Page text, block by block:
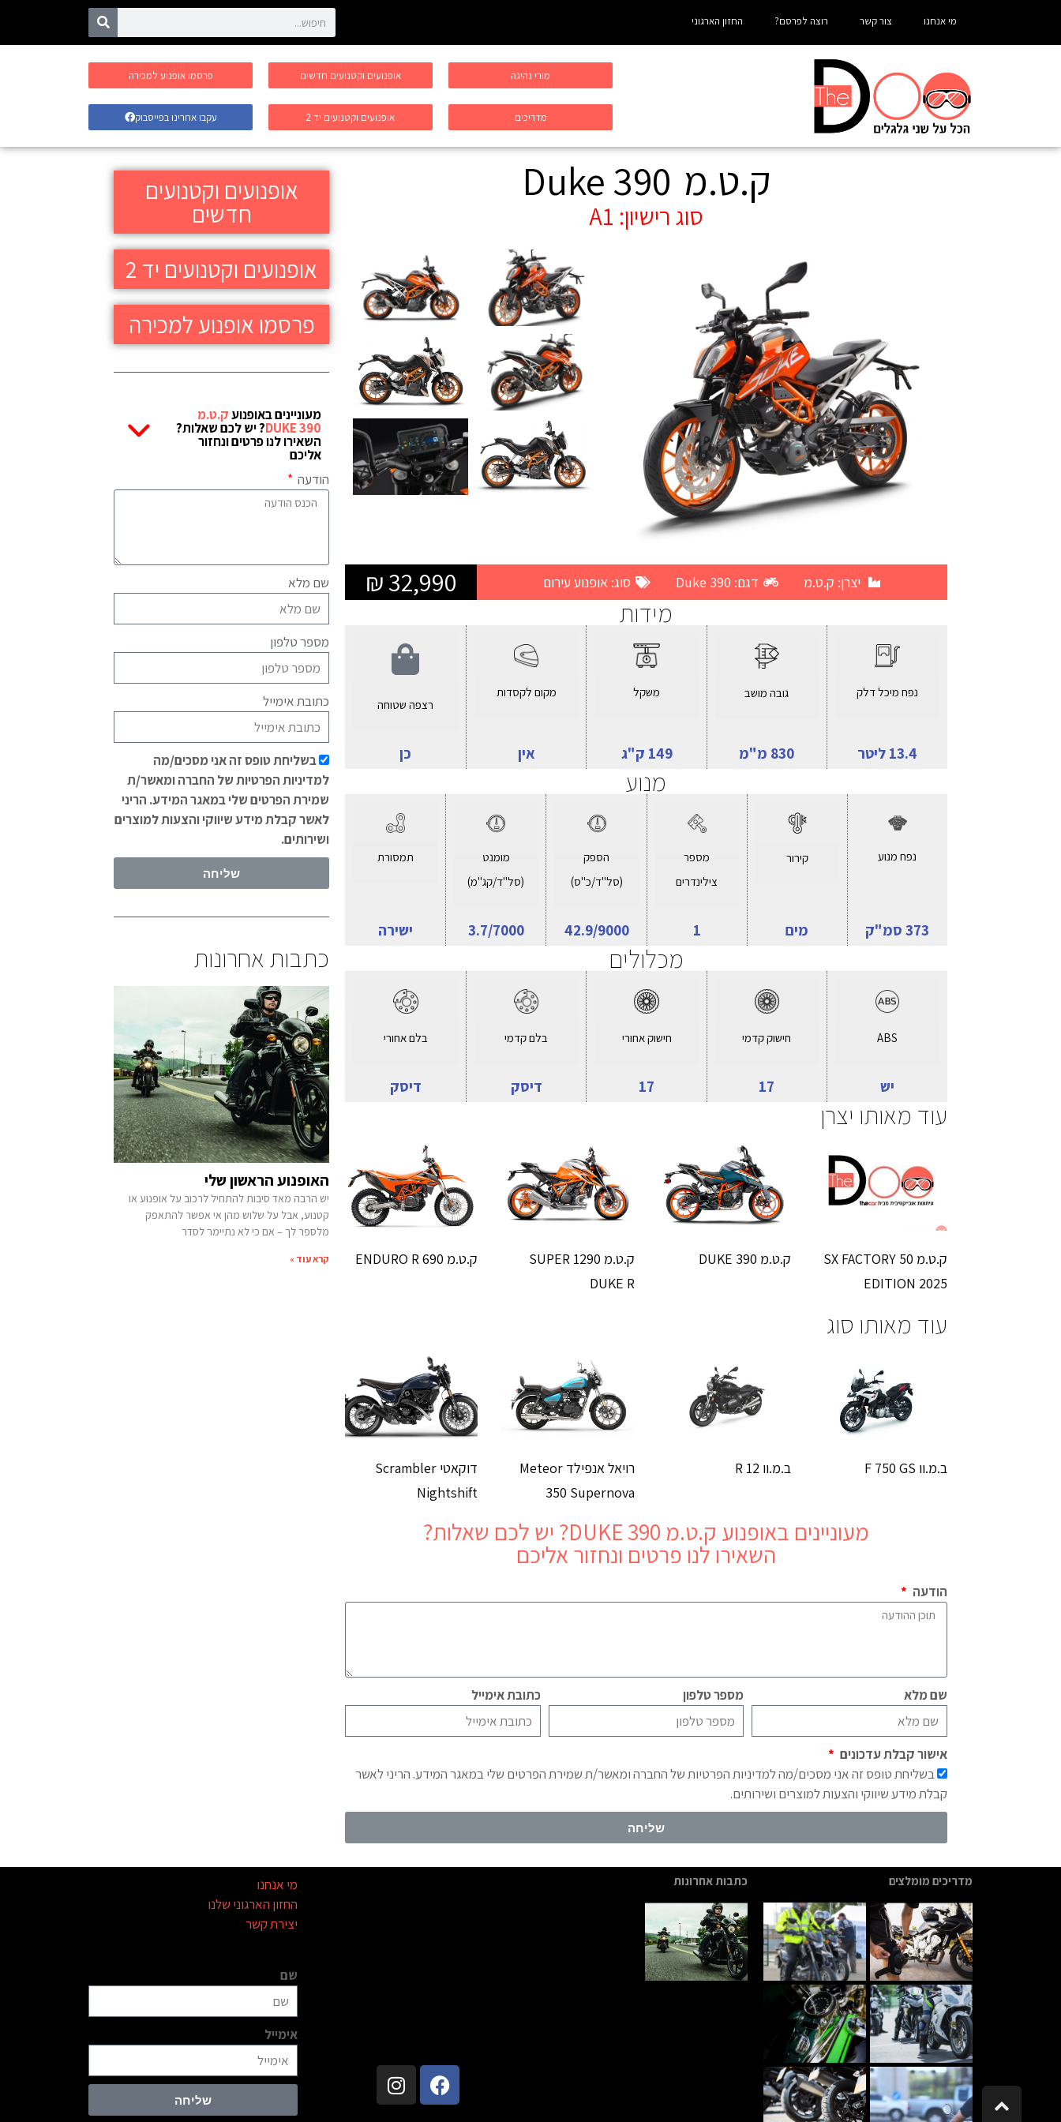
מי אנחנו צור קשר רוצה לפרסם? החזון הארגוני
מורי נהיגה
מדריכים
אופנועים וקטנועים חדשים
אופנועים וקטנועים יד 2
פרסמו אופנוע למכירה
עקבו אחרינו בפייסבוק
ק.ט.מ Duke 390
סוג רישיון: A1
יצרן: ק.ט.מ דגם: Duke 390 סוג: אופנוע עירום
32,990 ₪
מידות
נפח מיכל דלק
13.4 ליטר
גובה מושב
830 מ"מ
משקל
149 ק"ג
מקום לקסדות
אין
רצפה שטוחה
כן
מנוע
נפח מנוע
373 סמ"ק
קירור
מים
מספר
צילינדרים
1
הספק
(סל"ד/כ"ס)
42.9/9000
מומנט
(סל"ד/קג"מ)
3.7/7000
תמסורת
ישירה
מכלולים
ABS
יש
חישוק קדמי
17
חישוק אחורי
17
בלם קדמי
דיסק
בלם אחורי
דיסק
עוד מאותו יצרן
ק.ט.מ 50 SX FACTORY
EDITION 2025
ק.ט.מ 390 DUKE
ק.ט.מ 1290 SUPER
DUKE R
ק.ט.מ 690 ENDURO R
עוד מאותו סוג
ב.מ.וו F 750 GS ב.מ.וו R 12
רויאל אנפילד Meteor
350 Supernova
דוקאטי Scrambler
Nightshift
מעוניינים באופנוע ק.ט.מ DUKE 390 ? יש לכם שאלות?
השאירו לנו פרטים ונחזור אליכם
הודעה
שם מלא מספר טלפון כתובת אימייל
אישור קבלת עדכונים
בשליחת טופס זה אני מסכים/מה למדיניות הפרטיות של החברה ומאשר/ת שמירת הפרטים שלי במאגר המידע. הריני לאשר
קבלת מידע שיווקי והצעות למוצרים ושירותים.
שליחה
אופנועים וקטנועים
חדשים
אופנועים וקטנועים יד 2
פרסמו אופנוע למכירה
מעוניינים באופנועק.ט.מ
DUKE 390? יש לכם שאלות?
השאירו לנו פרטים ונחזור
אליכם
הודעה
שם מלא
מספר טלפון
כתובת אימייל
בשליחת טופס זה אני מסכים/מה
למדיניות הפרטיות של החברה ומאשר/ת
שמירת הפרטים שלי במאגר המידע. הריני
לאשר קבלת מידע שיווקי והצעות למוצרים
ושירותים.
שליחה
כתבות אחרונות
האופנוע הראשון שלי
יש הרבה מאד סיבות להתחיל לרכוב על אופנוע או
קטנוע, אבל על שלוש מהן אי אפשר להתאפק
מלספר לך – אם כי לא נתיימר לסדר
קרא עוד »
מדריכים מומלצים כתבות אחרונות
מי אנחנו
החזון הארגוני שלנו
יצירת קשר
שם
אימייל
שליחה גלילה